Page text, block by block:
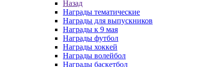
Назад
Награды тематические
Награды для выпускников
Награды к 9 мая
Награды футбол
Награды хоккей
Награды волейбол
Награды баскетбол